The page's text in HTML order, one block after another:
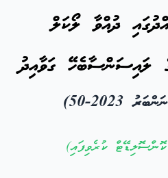
ދުއްވާ ލޯކަލް
ލައިސަންސާބެހޭ ގަވާއިދު
50)
ކުރެވިފައި)